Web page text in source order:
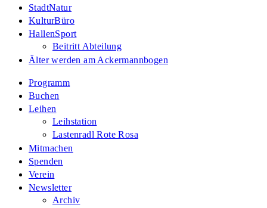
StadtNatur
KulturBüro
HallenSport
Beitritt Abteilung
Älter werden am Ackermannbogen
Programm
Buchen
Leihen
Leihstation
Lastenradl Rote Rosa
Mitmachen
Spenden
Verein
Newsletter
Archiv